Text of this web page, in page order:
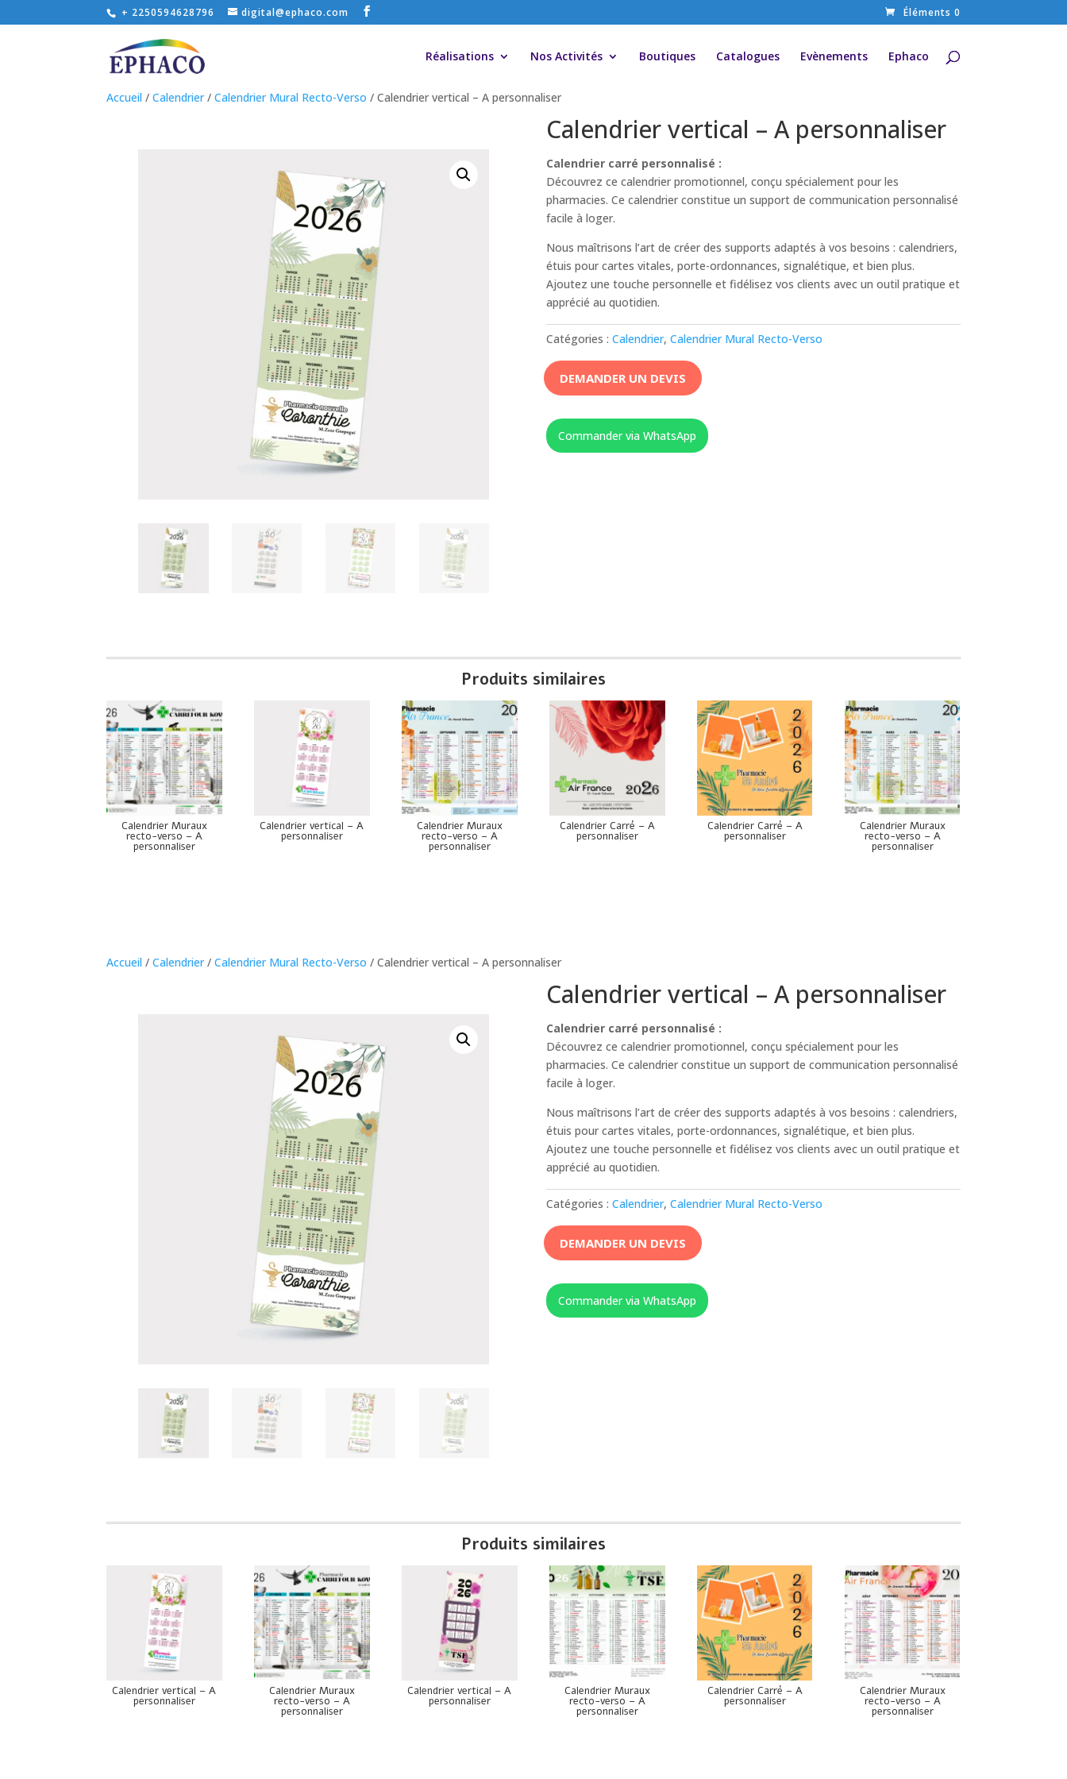
+ 2250594628796 digital@ephaco.com Éléments 0
Réalisations Nos Activités Boutiques Catalogues Evènements Ephaco
Accueil /Calendrier/Calendrier Mural Recto-Verso / Calendrier vertical – A personnaliser
Calendrier vertical – A personnaliser
Calendrier carré personnalisé :
Découvrez ce calendrier promotionnel, conçu spécialement pour les
pharmacies. Ce calendrier constitue un support de communication personnalisé
facile à loger.
Nous maîtrisons l’art de créer des supports adaptés à vos besoins : calendriers,
étuis pour cartes vitales, porte-ordonnances, signalétique, et bien plus.
Ajoutez une touche personnelle et fidélisez vos clients avec un outil pratique et
apprécié au quotidien.
Catégories :Calendrier,Calendrier Mural Recto-Verso
DEMANDER UN DEVIS
Commander via WhatsApp
Produits similaires
Calendrier Muraux
recto-verso – A
personnaliser
Calendrier vertical – A
personnaliser
Calendrier Muraux
recto-verso – A
personnaliser
Calendrier Carré – A
personnaliser
Calendrier Carré – A
personnaliser
Calendrier Muraux
recto-verso – A
personnaliser
Accueil /Calendrier/Calendrier Mural Recto-Verso / Calendrier vertical – A personnaliser
Calendrier vertical – A personnaliser
Calendrier carré personnalisé :
Découvrez ce calendrier promotionnel, conçu spécialement pour les
pharmacies. Ce calendrier constitue un support de communication personnalisé
facile à loger.
Nous maîtrisons l’art de créer des supports adaptés à vos besoins : calendriers,
étuis pour cartes vitales, porte-ordonnances, signalétique, et bien plus.
Ajoutez une touche personnelle et fidélisez vos clients avec un outil pratique et
apprécié au quotidien.
Catégories :Calendrier,Calendrier Mural Recto-Verso
DEMANDER UN DEVIS
Commander via WhatsApp
Produits similaires
Calendrier vertical – A
personnaliser
Calendrier Muraux
recto-verso – A
personnaliser
Calendrier vertical – A
personnaliser
Calendrier Muraux
recto-verso – A
personnaliser
Calendrier Carré – A
personnaliser
Calendrier Muraux
recto-verso – A
personnaliser